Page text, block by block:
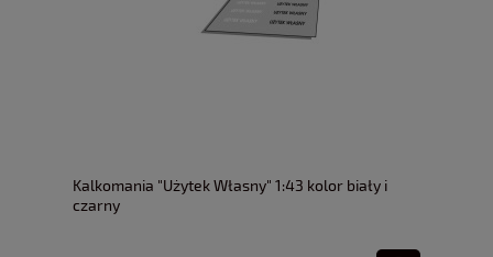
Kalkomania "Użytek Własny" 1:43 kolor biały i
czarny